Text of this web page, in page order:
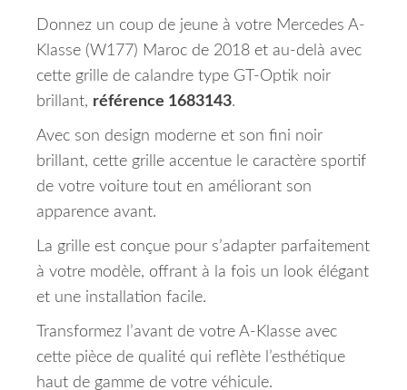
Donnez un coup de jeune à votre Mercedes A-
Klasse (W177) Maroc de 2018 et au-delà avec
cette grille de calandre type GT-Optik noir
brillant, référence 1683143.
Avec son design moderne et son fini noir
brillant, cette grille accentue le caractère sportif
de votre voiture tout en améliorant son
apparence avant.
La grille est conçue pour s’adapter parfaitement
à votre modèle, offrant à la fois un look élégant
et une installation facile.
Transformez l’avant de votre A-Klasse avec
cette pièce de qualité qui reflète l’esthétique
haut de gamme de votre véhicule.